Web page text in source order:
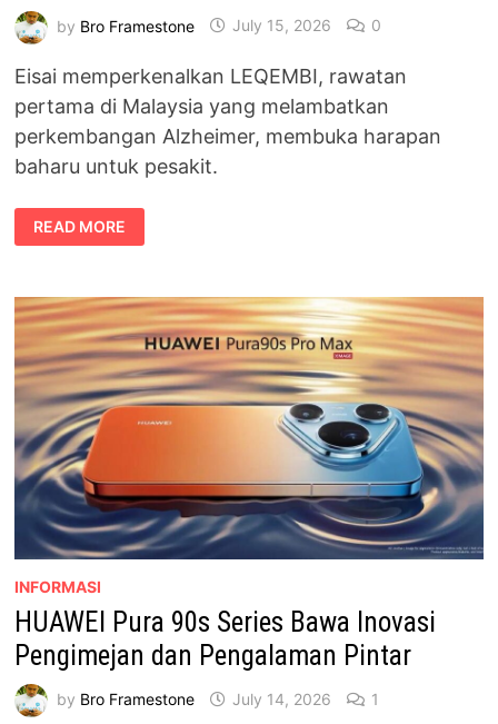
by Bro Framestone July 15, 2026 0
Eisai memperkenalkan LEQEMBI, rawatan
pertama di Malaysia yang melambatkan
perkembangan Alzheimer, membuka harapan
baharu untuk pesakit.
EISAI
MALAYSIA
LANCAR
BAHARU
UNTUK
PESAKIT
ALZHEIMER
READ MORE
INFORMASI
HUAWEI Pura 90s Series Bawa Inovasi
Pengimejan dan Pengalaman Pintar
by Bro Framestone July 14, 2026 1